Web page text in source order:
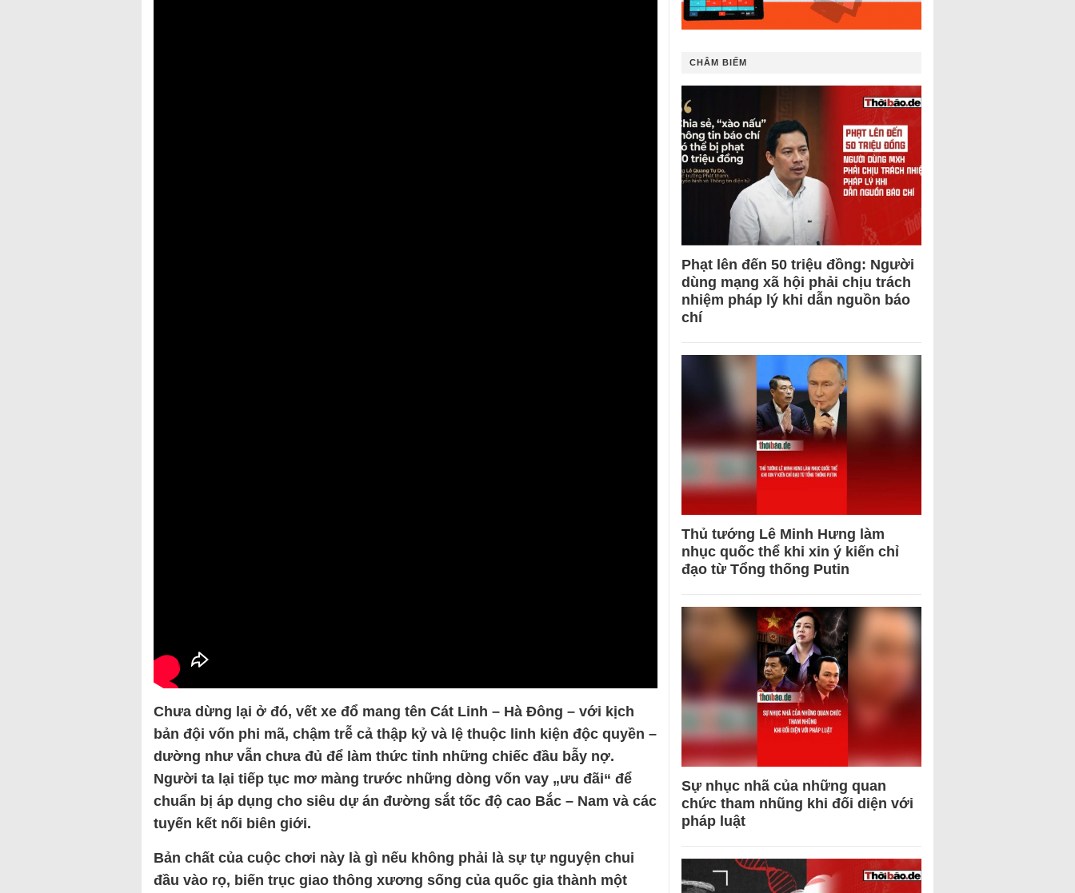
Chưa dừng lại ở đó, vết xe đổ mang tên Cát Linh – Hà Đông – với kịch
bản đội vốn phi mã, chậm trễ cả thập kỷ và lệ thuộc linh kiện độc quyền –
dường như vẫn chưa đủ để làm thức tỉnh những chiếc đầu bẫy nợ.
Người ta lại tiếp tục mơ màng trước những dòng vốn vay „ưu đãi“ để
chuẩn bị áp dụng cho siêu dự án đường sắt tốc độ cao Bắc – Nam và các
tuyến kết nối biên giới.
Bản chất của cuộc chơi này là gì nếu không phải là sự tự nguyện chui
đầu vào rọ, biến trục giao thông xương sống của quốc gia thành một
CHÂM BIẾM
Phạt lên đến 50 triệu đồng: Người
dùng mạng xã hội phải chịu trách
nhiệm pháp lý khi dẫn nguồn báo
chí
Thủ tướng Lê Minh Hưng làm
nhục quốc thể khi xin ý kiến chỉ
đạo từ Tổng thống Putin
Sự nhục nhã của những quan
chức tham nhũng khi đối diện với
pháp luật